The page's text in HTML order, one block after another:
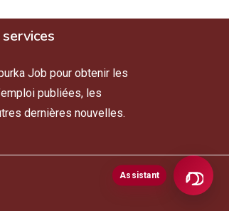
Job pour obtenir les
publiées, les
dernières nouvelles.